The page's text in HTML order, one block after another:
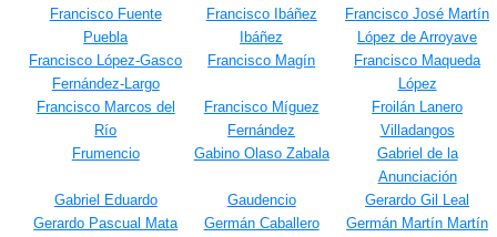
Francisco Fuente
Puebla
Francisco Ibáñez
Ibáñez
Francisco José Martín
López de Arroyave
Francisco López-Gasco
Fernández-Largo
Francisco Magín
Francisco Maqueda
López
Francisco Marcos del
Río
Francisco Míguez
Fernández
Froilán Lanero
Villadangos
Frumencio
Gabino Olaso Zabala
Gabriel de la
Anunciación
Gabriel Eduardo
Gaudencio
Gerardo Gil Leal
Gerardo Pascual Mata
Germán Caballero
Germán Martín Martín